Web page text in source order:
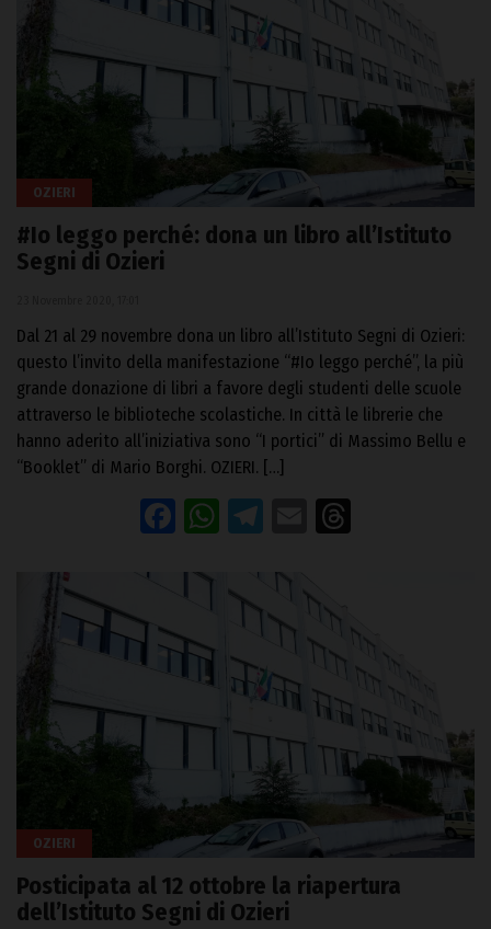
OZIERI
#Io leggo perché: dona un libro all’Istituto
Segni di Ozieri
Dal 21 al 29 novembre dona un libro all’Istituto Segni di Ozieri:
questo l’invito della manifestazione “#Io leggo perché”, la più
grande donazione di libri a favore degli studenti delle scuole
attraverso le biblioteche scolastiche. In città le librerie che
hanno aderito all’iniziativa sono “I portici” di Massimo Bellu e
“Booklet” di Mario Borghi. OZIERI. […]
Facebook
WhatsApp
Telegram
Email
OZIERI
Posticipata al 12 ottobre la riapertura
dell’Istituto Segni di Ozieri